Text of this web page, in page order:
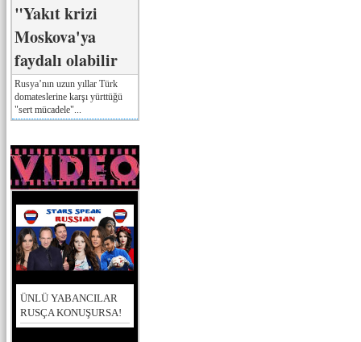
"Yakıt krizi
Moskova'ya
faydalı olabilir
Rusya’nın uzun yıllar Türk
domateslerine karşı yürttüğü
"sert mücadele"...
ÜNLÜ YABANCILAR
RUSÇA KONUŞURSA!